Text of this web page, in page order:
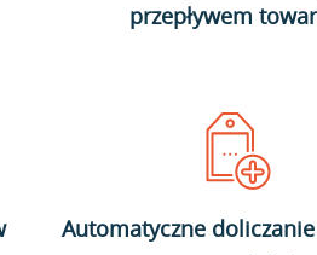
przepływem
Automatyczne